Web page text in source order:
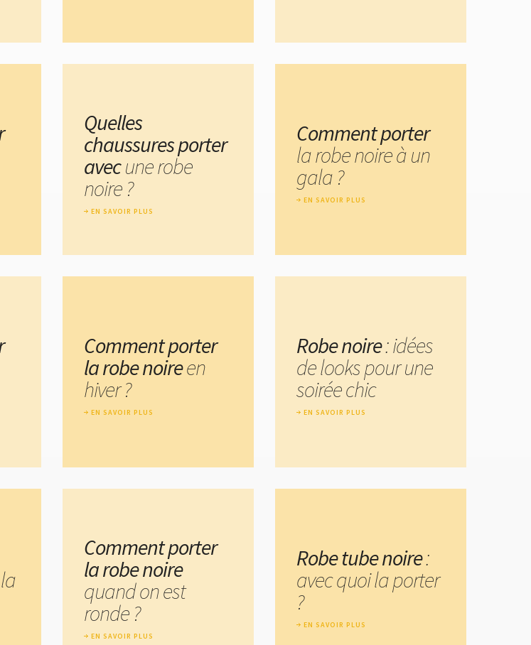
Quelles
chaussures porter
avecune robe
noire ?
EN SAVOIR PLUS
Comment porter
la robe noire à un
gala ?
EN SAVOIR PLUS
Comment porter
la robe noireen
hiver ?
EN SAVOIR PLUS
Robe noire: idées
de looks pour une
soirée chic
EN SAVOIR PLUS
Comment porter
la robe noire
quand on est
ronde ?
EN SAVOIR PLUS
Robe tube noire:
avec quoi la porter
?
EN SAVOIR PLUS